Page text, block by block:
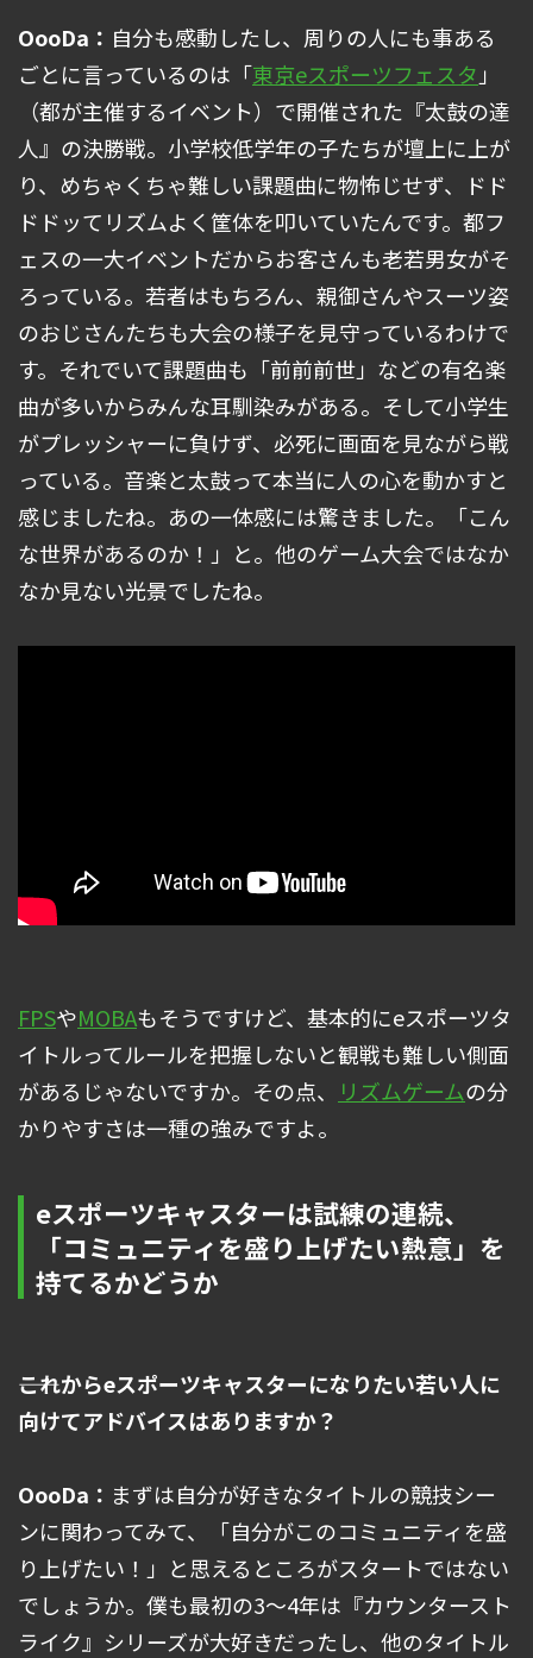
OooDa： 自分も感動したし、周りの人にも事ある
ごとに言っているのは「東京eスポーツフェスタ 」
（都が主催するイベント）で開催された『太鼓の達
人』の決勝戦。小学校低学年の子たちが壇上に上が
り、めちゃくちゃ難しい課題曲に物怖じせず、ドド
ドドッてリズムよく筐体を叩いていたんです。都フ
ェスの一大イベントだからお客さんも老若男女がそ
ろっている。若者はもちろん、親御さんやスーツ姿
のおじさんたちも大会の様子を見守っているわけで
す。それでいて課題曲も「前前前世」などの有名楽
曲が多いからみんな耳馴染みがある。そして小学生
がプレッシャーに負けず、必死に画面を見ながら戦
っている。音楽と太鼓って本当に人の心を動かすと
感じましたね。あの一体感には驚きました。「こん
な世界があるのか！」と。他のゲーム大会ではなか
なか見ない光景でしたね。
FPSやMOBAもそうですけど、基本的にeスポーツタ
イトルってルールを把握しないと観戦も難しい側面
があるじゃないですか。その点、
リズムゲームの分
かりやすさは一種の強みですよ。
eスポーツキャスターは試練の連続、
「コミュニティを盛り上げたい熱意」を
持てるかどうか
――これからeスポーツキャスターになりたい若い人に
向けてアドバイスはありますか？
OooDa： まずは自分が好きなタイトルの競技シー
ンに関わってみて、「自分がこのコミュニティを盛
り上げたい！」と思えるところがスタートではない
でしょうか。僕も最初の3～4年は『カウンタースト
ライク』シリーズが大好きだったし、他のタイトル